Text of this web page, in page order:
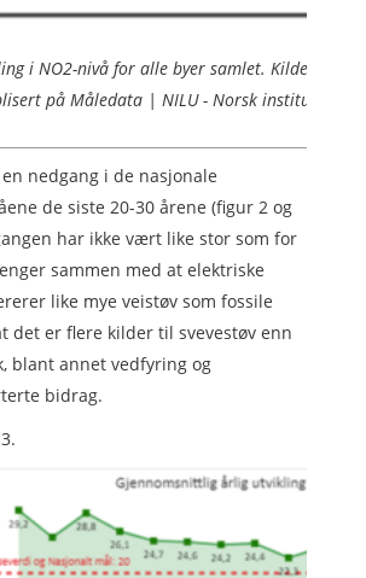
i NO2-nivå for alle byer samlet. Kilde:
på Måledata | NILU - Norsk institutt for
nedgang i de nasjonale
de siste 20-30 årene (figur 2 og
har ikke vært like stor som for
sammen med at elektriske
like mye veistøv som fossile
det er flere kilder til svevestøv enn
blant annet vedfyring og
bidrag.